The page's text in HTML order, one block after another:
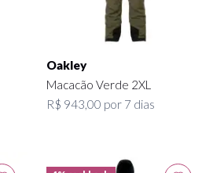
Oakley
Macacão Verde 2XL
R$ 943,00 por 7 dias